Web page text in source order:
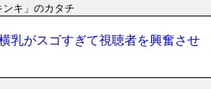
キ」のカタチ
乳がスゴすぎて視聴者を興奮させ